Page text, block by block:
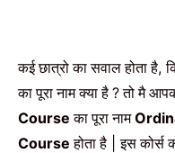
कई छात्रो का सवाल होता है,
का पूरा नाम क्या है ?तो मै
Course का पूरा नाम
Course होता है |इस कोर्स